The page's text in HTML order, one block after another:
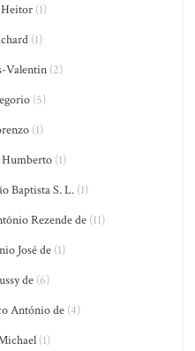
(1)
(1)
Valentin (2)
(5)
(1)
Humberto(1)
Baptista S. L.(1)
Rezende de (11)
José de (1)
de (6)
António de (4)
(1)